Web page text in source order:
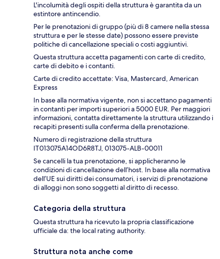
L'incolumità degli ospiti della struttura è garantita da un
estintore antincendio.
Per le prenotazioni di gruppo (più di 8 camere nella stessa
struttura e per le stesse date) possono essere previste
politiche di cancellazione speciali o costi aggiuntivi.
Questa struttura accetta pagamenti con carte di credito,
carte di debito e i contanti.
Carte di credito accettate: Visa, Mastercard, American
Express
In base alla normativa vigente, non si accettano pagamenti
in contanti per importi superiori a 5000 EUR. Per maggiori
informazioni, contatta direttamente la struttura utilizzando i
recapiti presenti sulla conferma della prenotazione.
Numero di registrazione della struttura
IT013075A14OD6R8TJ, 013075-ALB-00011
Se cancelli la tua prenotazione, si applicheranno le
condizioni di cancellazione dell’host. In base alla normativa
dell’UE sui diritti dei consumatori, i servizi di prenotazione
di alloggi non sono soggetti al diritto di recesso.
Categoria della struttura
Questa struttura ha ricevuto la propria classificazione
ufficiale da: the local rating authority.
Struttura nota anche come